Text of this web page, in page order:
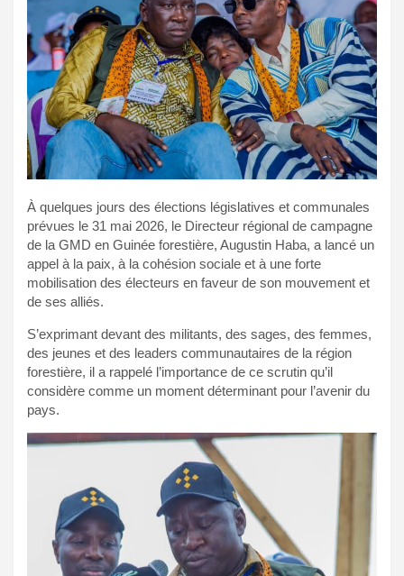
À quelques jours des élections législatives et communales
prévues le 31 mai 2026, le Directeur régional de campagne
de la GMD en Guinée forestière, Augustin Haba, a lancé un
appel à la paix, à la cohésion sociale et à une forte
mobilisation des électeurs en faveur de son mouvement et
de ses alliés.
S’exprimant devant des militants, des sages, des femmes,
des jeunes et des leaders communautaires de la région
forestière, il a rappelé l’importance de ce scrutin qu’il
considère comme un moment déterminant pour l’avenir du
pays.